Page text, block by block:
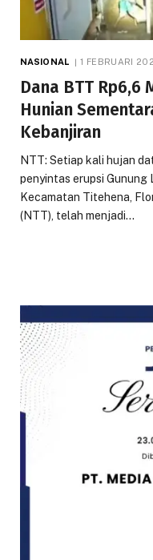
NASIONAL 1 FEBRUARI
Dana BTT Rp6,6
Hunian
Kebanjiran
NTT: Setiap kali hujan
penyintas erupsi Gunung
Kecamatan Titehena,
(NTT), telah menjadi…